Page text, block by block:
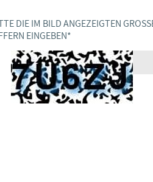
DIE IM BILD ANGEZEIGTEN
EINGEBEN *